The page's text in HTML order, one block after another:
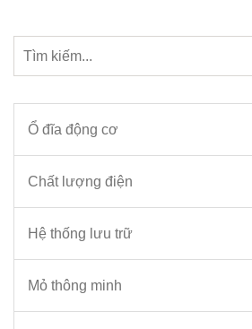
Ổ đĩa động cơ
Chất lượng điện
Hệ thống lưu trữ
Mỏ thông minh